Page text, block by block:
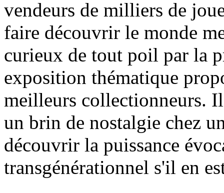
vendeurs de milliers de
faire découvrir le monde
curieux de tout poil par la
exposition thématique
meilleurs collectionneurs.
un brin de nostalgie chez
découvrir la puissance
transgénérationnel s'il en